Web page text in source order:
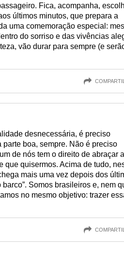
Fica, acompanha,
últimos minutos, que prepara a
uma comemoração especial:
do sorriso e das vivências
vão durar para sempre (e
desnecessária, é preciso
boa, sempre. Não é preciso
de nós tem o direito de abraçar
que quisermos. Acima de tudo,
mais uma vez depois dos
Somos brasileiros e, nem
no mesmo objetivo: trazer